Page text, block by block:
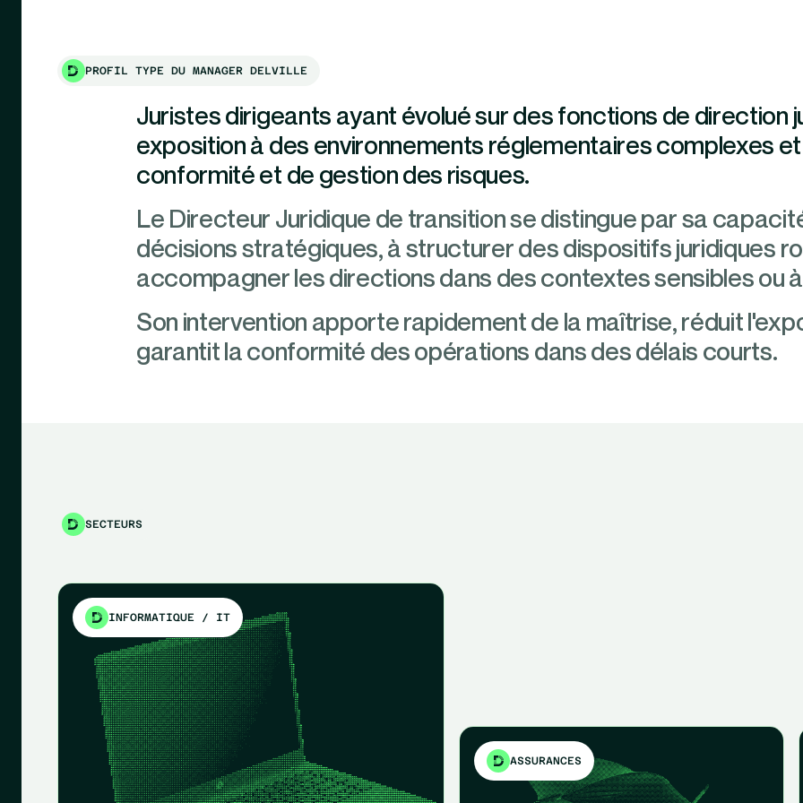
PROFIL TYPE DU MANAGER DELVILLE
Juristes dirigeants ayant évolué sur des fonctions de direction
exposition à des environnements réglementaires complexes
conformité et de gestion des risques.
Le Directeur Juridique de transition se distingue par sa
décisions stratégiques, à structurer des dispositifs juridiques
accompagner les directions dans des contextes sensibles ou
Son intervention apporte rapidement de la maîtrise, réduit
garantit la conformité des opérations dans des délais courts.
SECTEURS
INFORMATIQUE / IT
ASSURANCES